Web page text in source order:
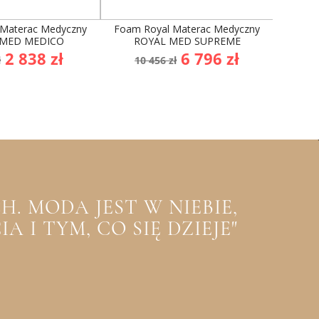
Medyczny
MEDICO
Cena
2 838 zł
Foam Royal Materac Medyczny
ROYAL MED SUPREME
Cena
podstawowa
10 456 zł Cena
6 796 zł
MODA JEST W NIEBIE,
I TYM, CO SIĘ DZIEJE"